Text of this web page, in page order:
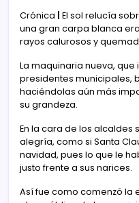
Crónica
El sol relucía
una gran carpa blanca
rayos calurosos y
La maquinaria nueva,
presidentes municipales,
haciéndolas aún más
su grandeza.
En la cara de los alcaldes
alegría, como si Santa
navidad, pues lo que le
justo frente a sus narices.
Así fue como comenzó la